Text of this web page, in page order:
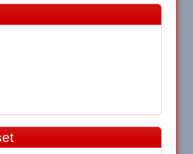
Jännityskone (Pöytämalli)
1,650.00€
S-7000 &...